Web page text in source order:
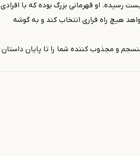
رسیده. او قهرمانی بزرگ بوده که با افرادی
هیچ راه فراری انتخاب کند و به گوشه
و مجذوب کننده شما را تا پایان داستان